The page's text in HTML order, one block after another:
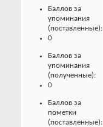
Баллов за
упоминания
(поставленные):
0
Баллов за
упоминания
(полученные):
0
Баллов за
пометки
(поставленные):